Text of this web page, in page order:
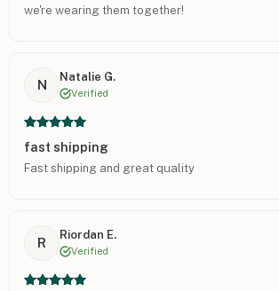
we're wearing them together!
N
Natalie G.
Verified
fast shipping
Fast shipping and great quality
R
Riordan E.
Verified